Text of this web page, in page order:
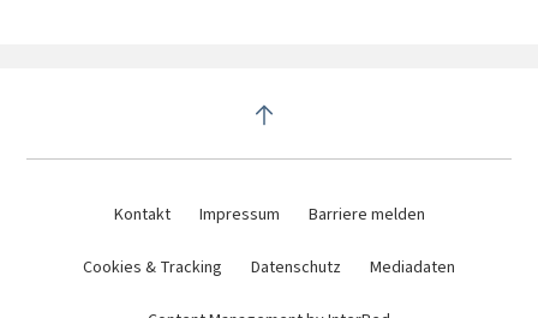
Kontakt Impressum Barriere melden
Cookies & Tracking Datenschutz Mediadaten